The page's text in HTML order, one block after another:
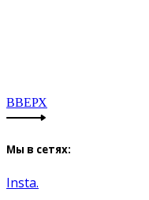
ВВЕРХ
Мы в сетях:
Insta.